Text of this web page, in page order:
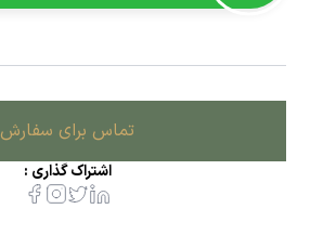
تماس برای سفارش
اشتراک گذاری :